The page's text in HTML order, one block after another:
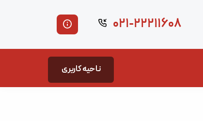
۰۲۱-۲۲۲۱۱۶۰۸
ناحیه کاربری